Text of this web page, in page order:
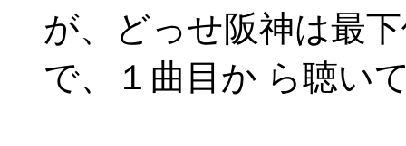
が、どっせ阪神は最
で、１曲目か ら聴い